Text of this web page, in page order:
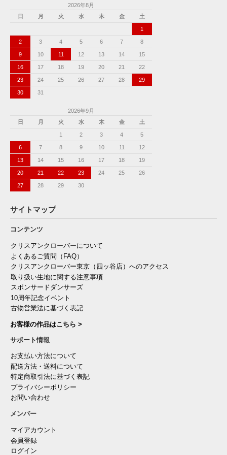
2026年8月
日
月 火 水 木 金 土
1
2 3 4 5 6 7 8
9 10 11 12 13 14 15
16 17 18 19 20 21 22
23 24 25 26 27 28 29
30 31
2026年9月
日
月 火 水 木 金 土
1 2 3 4 5
6 7 8 9 10 11 12
13 14 15 16 17 18 19
20 21 22 23 24 25 26
27 28 29 30
サイトマップ
コンテンツ
クリスアンクローバーについて
よくあるご質問（FAQ）
クリスアンクローバー東京（四ッ谷店）へのアクセス
取り扱い生地に関する注意事項
スポンサードダンサーズ
10周年記念イベント
古物営業法に基づく表記
お客様の作品はこちら >
サポート情報
お支払い方法について
配送方法・送料について
特定商取引法に基づく表記
プライバシーポリシー
お問い合わせ
メンバー
マイアカウント
会員登録
ログイン